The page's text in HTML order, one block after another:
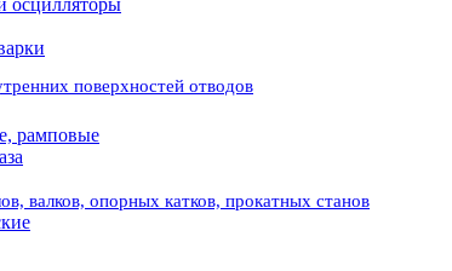
поверхностей отводов
валков, опорных катков, прокатных станов
рамповые